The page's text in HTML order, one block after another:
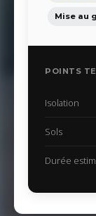
Mise au
POINTS
Isolation
Sols
Durée